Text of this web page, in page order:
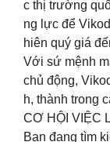
c thị trường
ng lực để
hiên quý giá
Với sứ mệnh
chủ động,
h, thành trong
CƠ HỘI VIỆC
Bạn đang tìm